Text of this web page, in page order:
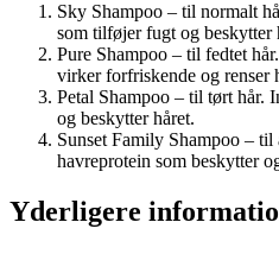
Sky Shampoo – til normalt
som tilføjer fugt og beskytter
Pure Shampoo – til fedtet
virker forfriskende og renser
Petal Shampoo – til tørt hår.
og beskytter håret.
Sunset Family Shampoo –
havreprotein som beskytter
Yderligere